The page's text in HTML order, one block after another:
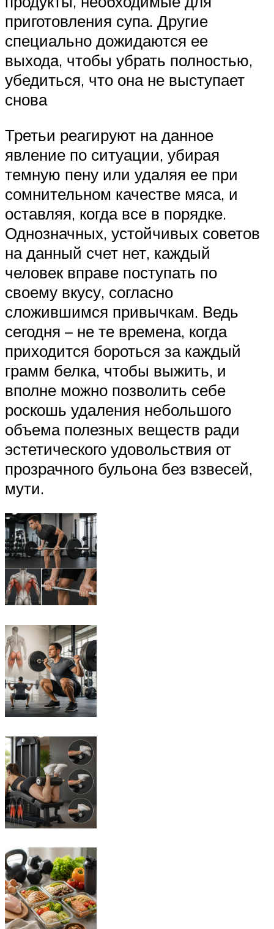
приготовления супа. Другие
специально дожидаются ее
выхода, чтобы убрать полностью,
убедиться, что она не выступает
снова
Третьи реагируют на данное
явление по ситуации, убирая
темную пену или удаляя ее при
сомнительном качестве мяса, и
оставляя, когда все в порядке.
Однозначных, устойчивых советов
на данный счет нет, каждый
человек вправе поступать по
своему вкусу, согласно
сложившимся привычкам. Ведь
сегодня – не те времена, когда
приходится бороться за каждый
грамм белка, чтобы выжить, и
вполне можно позволить себе
роскошь удаления небольшого
объема полезных веществ ради
эстетического удовольствия от
прозрачного бульона без взвесей,
мути.